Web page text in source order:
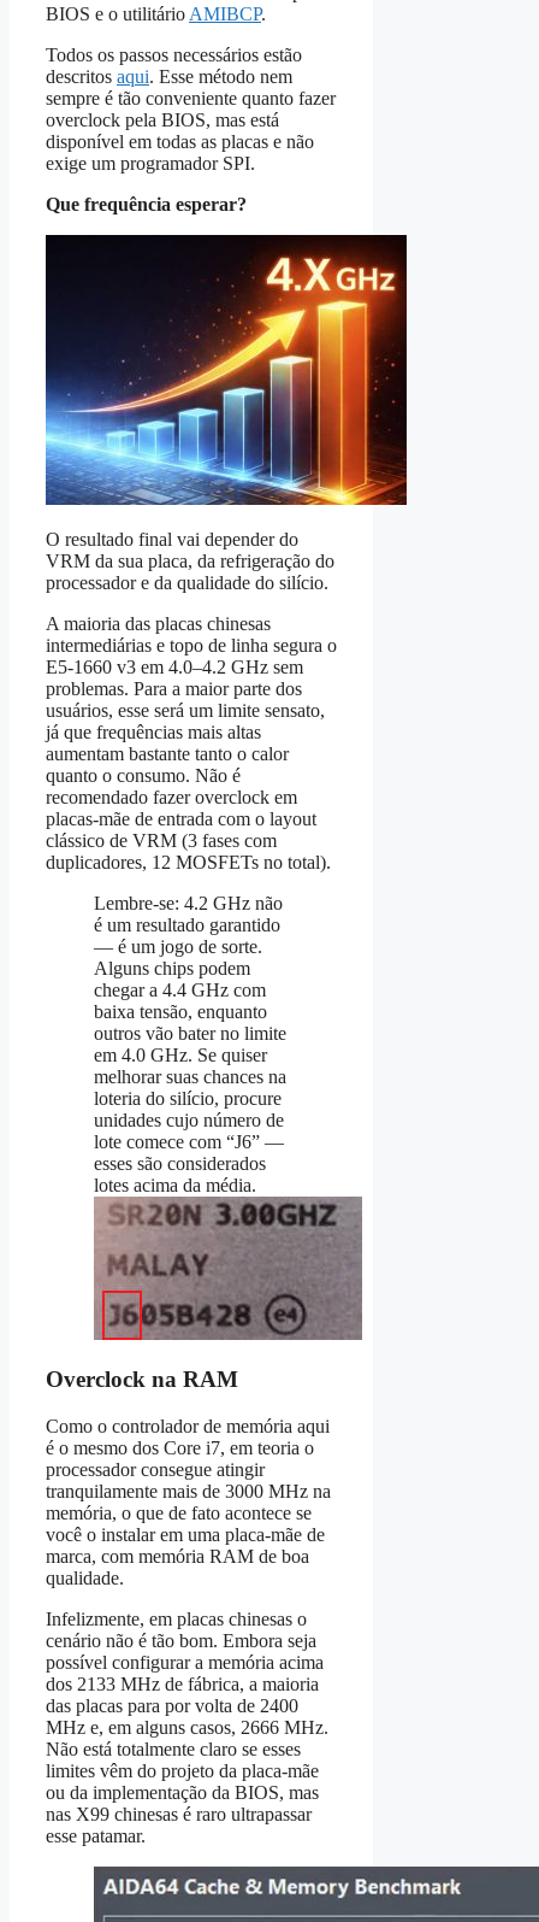
BIOS e o utilitário AMIBCP.
Todos os passos necessários estão
descritos aqui. Esse método nem
sempre é tão conveniente quanto fazer
overclock pela BIOS, mas está
disponível em todas as placas e não
exige um programador SPI.
Que frequência esperar?
O resultado final vai depender do
VRM da sua placa, da refrigeração do
processador e da qualidade do silício.
A maioria das placas chinesas
intermediárias e topo de linha segura o
E5‑1660 v3 em 4.0–4.2 GHz sem
problemas. Para a maior parte dos
usuários, esse será um limite sensato,
já que frequências mais altas
aumentam bastante tanto o calor
quanto o consumo. Não é
recomendado fazer overclock em
placas-mãe de entrada com o layout
clássico de VRM (3 fases com
duplicadores, 12 MOSFETs no total).
Lembre-se: 4.2 GHz não
é um resultado garantido
— é um jogo de sorte.
Alguns chips podem
chegar a 4.4 GHz com
baixa tensão, enquanto
outros vão bater no limite
em 4.0 GHz. Se quiser
melhorar suas chances na
loteria do silício, procure
unidades cujo número de
lote comece com “J6” —
esses são considerados
lotes acima da média.
Overclock na RAM
Como o controlador de memória aqui
é o mesmo dos Core i7, em teoria o
processador consegue atingir
tranquilamente mais de 3000 MHz na
memória, o que de fato acontece se
você o instalar em uma placa-mãe de
marca, com memória RAM de boa
qualidade.
Infelizmente, em placas chinesas o
cenário não é tão bom. Embora seja
possível configurar a memória acima
dos 2133 MHz de fábrica, a maioria
das placas para por volta de 2400
MHz e, em alguns casos, 2666 MHz.
Não está totalmente claro se esses
limites vêm do projeto da placa-mãe
ou da implementação da BIOS, mas
nas X99 chinesas é raro ultrapassar
esse patamar.